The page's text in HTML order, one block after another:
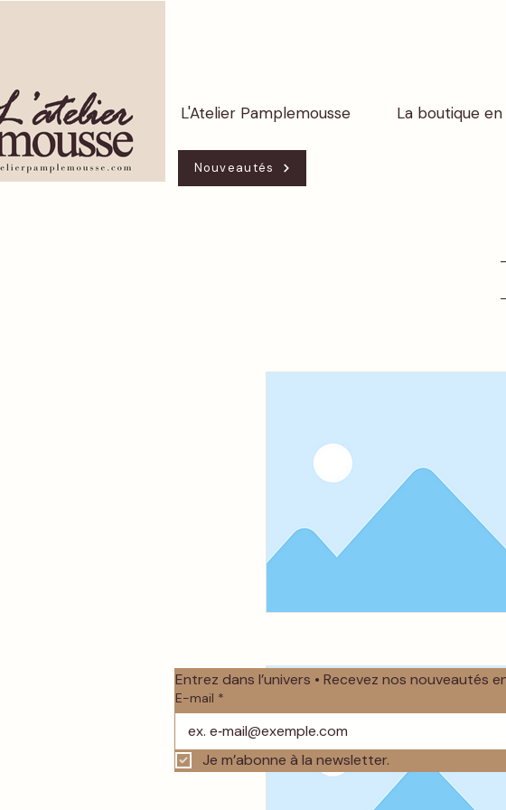
L'Atelier Pamplemousse La boutique
Nouveautés
Entrez dans l’univers • Recevez nos nouveautés
E-mail *
Je m’abonne à la newsletter.